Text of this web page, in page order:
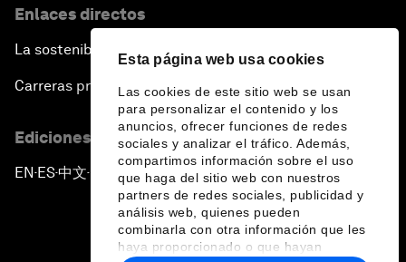
Esta página web usa cookies
Las cookies de este sitio web se usan
para personalizar el contenido y los
anuncios, ofrecer funciones de redes
sociales y analizar el tráfico. Además,
compartimos información sobre el uso
que haga del sitio web con nuestros
partners de redes sociales, publicidad y
análisis web, quienes pueden
combinarla con otra información que les
haya proporcionado o que hayan
Enlaces directos
La sostenibilidad en el Foro
Carreras profesionales
Ediciones en otros idiomas
EN ▪ ES▪中文▪ 日本語